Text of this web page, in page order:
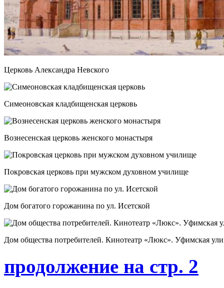
Церковь Александра Невского
Симеоновская кладбищенская церковь
Вознесенская церковь женского монастыря
Покровская церковь при мужском духовном училище
Дом богатого горожанина по ул. Исетской
Дом общества потребителей. Кинотеатр «Люкс». Уфимская
продолжение на стр. 2